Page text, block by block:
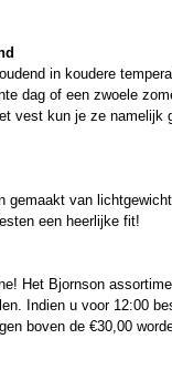
in koudere
dag of een zwoele
vest kun je ze namelijk
gemaakt van
een heerlijke fit!
Het Bjornson
Indien u voor 12:00
boven de €30,00